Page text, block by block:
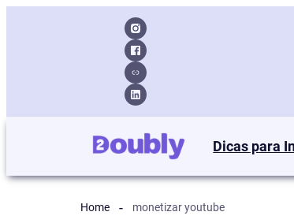
Dicas para
Home monetizar youtube